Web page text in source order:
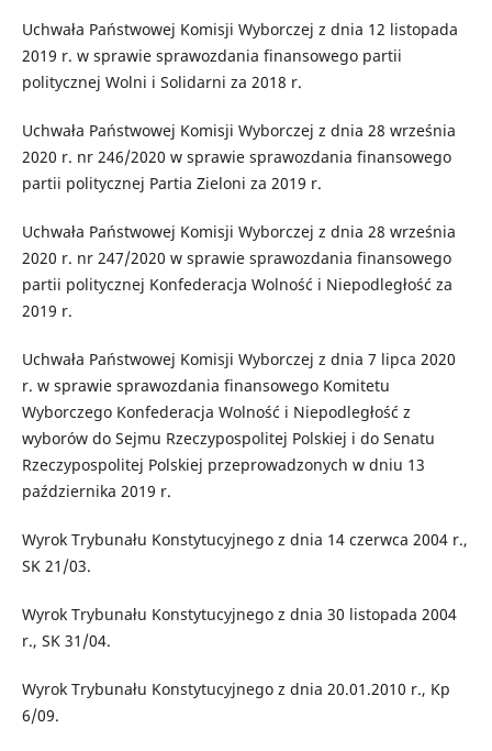
Uchwała Państwowej Komisji Wyborczej z dnia 12 listopada
2019 r. w sprawie sprawozdania finansowego partii
politycznej Wolni i Solidarni za 2018 r.
Uchwała Państwowej Komisji Wyborczej z dnia 28 września
2020 r. nr 246/2020 w sprawie sprawozdania finansowego
partii politycznej Partia Zieloni za 2019 r.
Uchwała Państwowej Komisji Wyborczej z dnia 28 września
2020 r. nr 247/2020 w sprawie sprawozdania finansowego
partii politycznej Konfederacja Wolność i Niepodległość za
2019 r.
Uchwała Państwowej Komisji Wyborczej z dnia 7 lipca 2020
r. w sprawie sprawozdania finansowego Komitetu
Wyborczego Konfederacja Wolność i Niepodległość z
wyborów do Sejmu Rzeczypospolitej Polskiej i do Senatu
Rzeczypospolitej Polskiej przeprowadzonych w dniu 13
października 2019 r.
Wyrok Trybunału Konstytucyjnego z dnia 14 czerwca 2004 r.,
SK 21/03.
Wyrok Trybunału Konstytucyjnego z dnia 30 listopada 2004
r., SK 31/04.
Wyrok Trybunału Konstytucyjnego z dnia 20.01.2010 r., Kp
6/09.